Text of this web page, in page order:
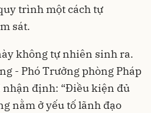
trình một cách tự
sát.
không tự nhiên sinh ra.
- Phó Trưởng phòng Pháp
nhận định: “Điều kiện đủ
nằm ở yếu tố lãnh đạo